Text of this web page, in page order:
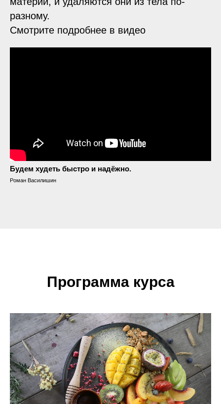
разному.
Смотрите подробнее в видео
Будем худеть быстро и надёжно.
Роман Василишин
Программа курса